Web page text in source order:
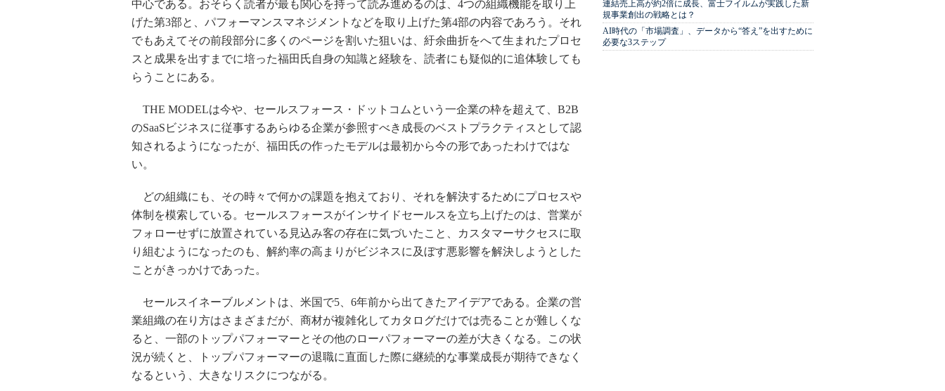
中心である。おそらく読者が最も関心を持って読み進めるのは、4つの組織機能を取り上
げた第3部と、パフォーマンスマネジメントなどを取り上げた第4部の内容であろう。それ
でもあえてその前段部分に多くのページを割いた狙いは、紆余曲折をへて生まれたプロセ
スと成果を出すまでに培った福田氏自身の知識と経験を、読者にも疑似的に追体験しても
らうことにある。
THE MODELは今や、セールスフォース・ドットコムという一企業の枠を超えて、B2B
のSaaSビジネスに従事するあらゆる企業が参照すべき成長のベストプラクティスとして認
知されるようになったが、福田氏の作ったモデルは最初から今の形であったわけではな
い。
どの組織にも、その時々で何かの課題を抱えており、それを解決するためにプロセスや
体制を模索している。セールスフォースがインサイドセールスを立ち上げたのは、営業が
フォローせずに放置されている見込み客の存在に気づいたこと、カスタマーサクセスに取
り組むようになったのも、解約率の高まりがビジネスに及ぼす悪影響を解決しようとした
ことがきっかけであった。
セールスイネーブルメントは、米国で5、6年前から出てきたアイデアである。企業の営
業組織の在り方はさまざまだが、商材が複雑化してカタログだけでは売ることが難しくな
ると、一部のトップパフォーマーとその他のローパフォーマーの差が大きくなる。この状
況が続くと、トップパフォーマーの退職に直面した際に継続的な事業成長が期待できなく
なるという、大きなリスクにつながる。
連結売上高が約2倍に成長、富士フイルムが実践した新
規事業創出の戦略とは？
AI時代の「市場調査」、データから“答え”を出すために
必要な3ステップ